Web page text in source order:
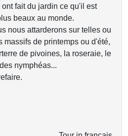
fait du jardin ce qu'il est
beaux au monde.
nous attarderons sur telles ou
massifs de printemps ou d'été,
de pivoines, la roseraie, le
nymphéas...